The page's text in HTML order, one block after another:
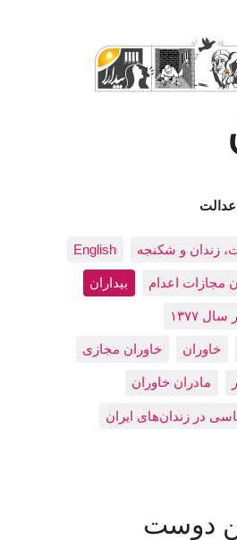
زندان و شکنجه English
مجازات اعدام بيداران
۱۳۷۷
خاوران خاوران مجازی
مادران خاوران
دوست